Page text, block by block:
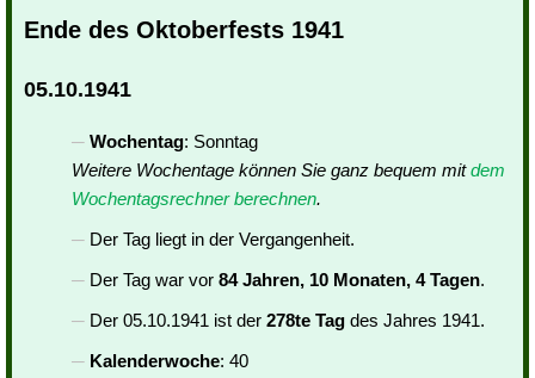
Ende des Oktoberfests 1941
05.10.1941
Wochentag: Sonntag
Weitere Wochentage können Sie ganz bequem mitdem
Wochentagsrechner berechnen.
Der Tag liegt in der Vergangenheit.
Der Tag war vor 84 Jahren, 10 Monaten, 4 Tagen.
Der 05.10.1941 ist der 278te Tag des Jahres 1941.
Kalenderwoche: 40